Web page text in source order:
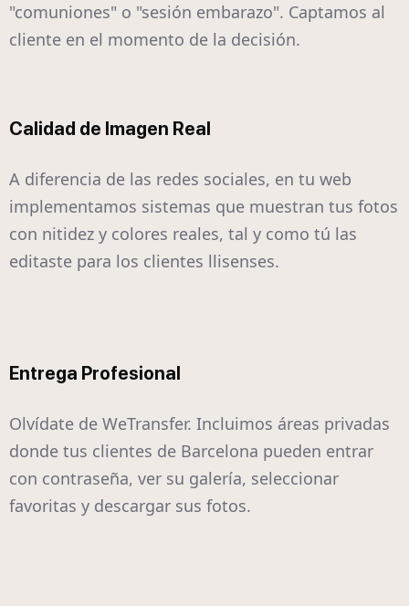
"comuniones" o "sesión embarazo". Captamos al
cliente en el momento de la decisión.
Calidad de Imagen Real
A diferencia de las redes sociales, en tu web
implementamos sistemas que muestran tus fotos
con nitidez y colores reales, tal y como tú las
editaste para los clientes llisenses.
Entrega Profesional
Olvídate de WeTransfer. Incluimos áreas privadas
donde tus clientes de Barcelona pueden entrar
con contraseña, ver su galería, seleccionar
favoritas y descargar sus fotos.